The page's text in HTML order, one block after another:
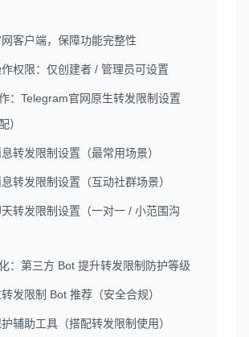
客户端，保障功能完整性
权限：仅创建者 / 管理员可设置
：Telegram官网原生转发限制设置
）
转发限制设置（最常用场景）
转发限制设置（互动社群场景）
转发限制设置（一对一 / 小范围沟
：第三方 Bot 提升转发限制防护等级
发限制 Bot 推荐（安全合规）
辅助工具（搭配转发限制使用）